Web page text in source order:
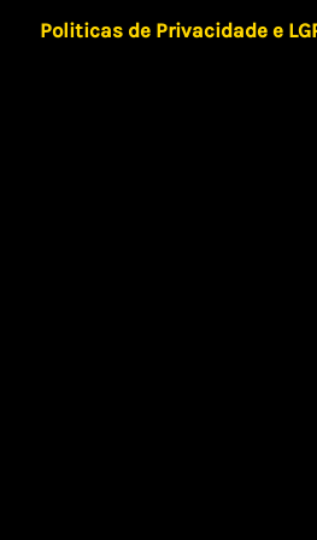
Politicas de Privacidade e